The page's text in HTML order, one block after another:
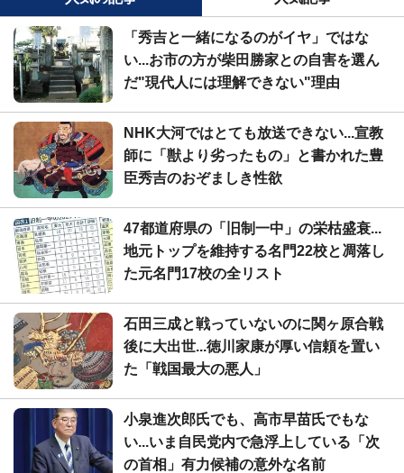
「秀吉と一緒になるのがイヤ」ではな
い...お市の方が柴田勝家との自害を選ん
だ"現代人には理解できない"理由
NHK大河ではとても放送できない...宣教
師に「獣より劣ったもの」と書かれた豊
臣秀吉のおぞましき性欲
47都道府県の「旧制一中」の栄枯盛衰...
地元トップを維持する名門22校と凋落し
た元名門17校の全リスト
石田三成と戦っていないのに関ヶ原合戦
後に大出世...徳川家康が厚い信頼を置い
た「戦国最大の悪人」
小泉進次郎氏でも、高市早苗氏でもな
い...いま自民党内で急浮上している「次
の首相」有力候補の意外な名前